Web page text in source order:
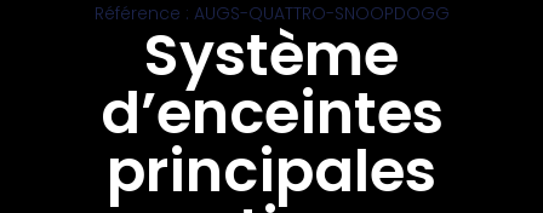
Référence : AUGS-QUATTRO-SNOOPDOGG
Système
d’enceintes
principales